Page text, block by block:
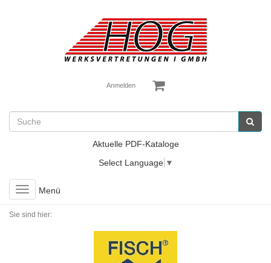
Anmelden
Aktuelle PDF-Kataloge
Select Language ▼
Toggle
navigation
Menü
Sie sind hier: